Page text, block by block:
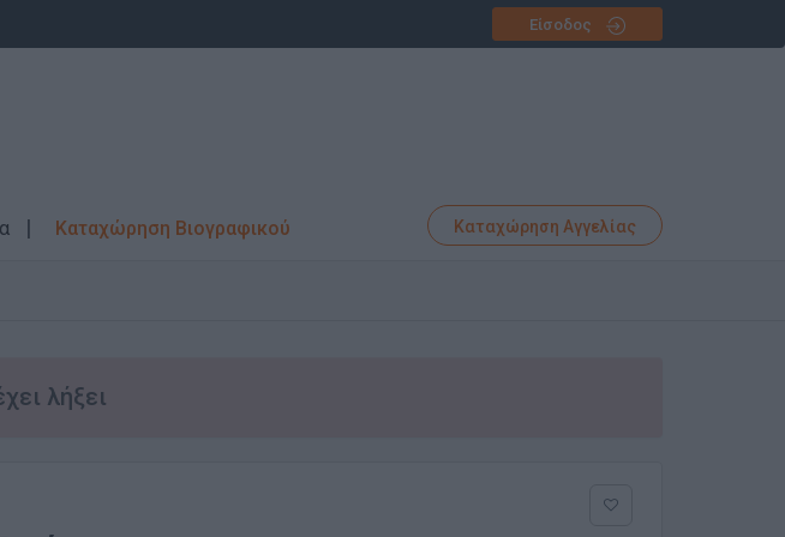
Είσοδος
Καταχώρηση Βιογραφικού Καταχώρηση Αγγελίας
λήξει